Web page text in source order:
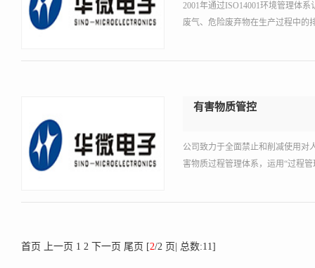
2001年通过ISO14001环境管理体
废气、危险废弃物在生产过程中
有害物质管控
公司致力于全面禁止和削减使用对
害物质过程管理体系，运用“过程
首页 上一页 1 2 下一页 尾页 [2/2 页| 总数:11]